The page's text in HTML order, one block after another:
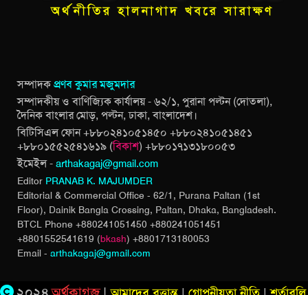
সম্পাদকপ্রণব কুমার মজুমদার
সম্পাদকীয় ও বাণিজ্যিক কার্যালয় - ৬২/১, পুরানা পল্টন (দোতলা),
দৈনিক বাংলার মোড়, পল্টন, ঢাকা, বাংলাদেশ।
বিটিসিএল ফোন +৮৮০২৪১০৫১৪৫০ +৮৮০২৪১০৫১৪৫১
+৮৮০১৫৫২৫৪১৬১৯ (বিকাশ) +৮৮০১৭১৩১৮০০৫৩
ইমেইল - arthakagaj@gmail.com
Editor PRANAB K. MAJUMDER
Editorial & Commercial Office - 62/1, Purana Paltan (1st
Floor), Dainik Bangla Crossing, Paltan, Dhaka, Bangladesh.
BTCL Phone +880241051450 +880241051451
+8801552541619 (bkash) +8801713180053
Email - arthakagaj@gmail.com